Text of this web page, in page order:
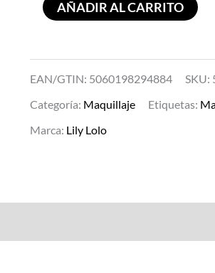
AÑADIR AL CARRITO
EAN/GTIN: 5060198294884 SKU:
Categoría: Maquillaje Etiquetas:
Marca: Lily Lolo